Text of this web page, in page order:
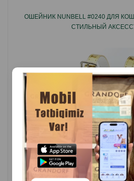
прогулок
• Итальянское качество Ferplast
Страна производства:Италия.
ОШЕЙНИК NUNBELL #0240 ДЛЯ
СТИЛЬНЫЙ
( Отзывы)